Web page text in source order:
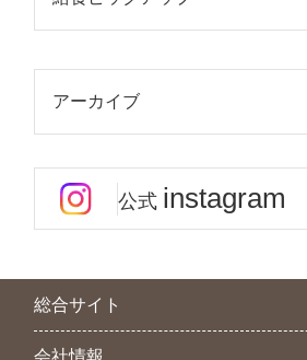
アーカイブ
公式 instagram
総合サイト